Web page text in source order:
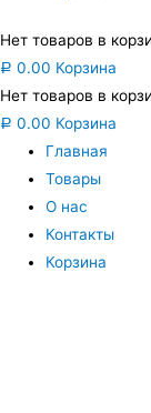
Нет товаров в
Р 0.00 Корзина
Нет товаров в
Р 0.00 Корзина
Главная
Товары
О нас
Контакты
Корзина